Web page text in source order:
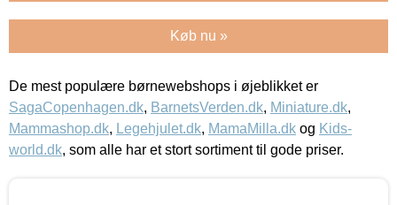
Køb nu »
De mest populære børnewebshops i øjeblikket er
SagaCopenhagen.dk, BarnetsVerden.dk, Miniature.dk,
Mammashop.dk, Legehjulet.dk, MamaMilla.dk og Kids-
world.dk, som alle har et stort sortiment til gode priser.